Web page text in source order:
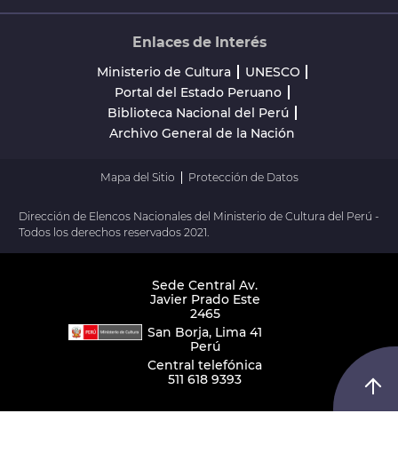
Enlaces de Interés
Ministerio de Cultura
UNESCO
Portal del Estado Peruano
Biblioteca Nacional del Perú
Archivo General de la Nación
Mapa del Sitio Protección de Datos
Dirección de Elencos Nacionales del Ministerio de Cultura del Perú -
Todos los derechos reservados 2021.
Sede Central Av.
Javier Prado Este
2465
San Borja, Lima 41
Perú
Central telefónica
511 618 9393